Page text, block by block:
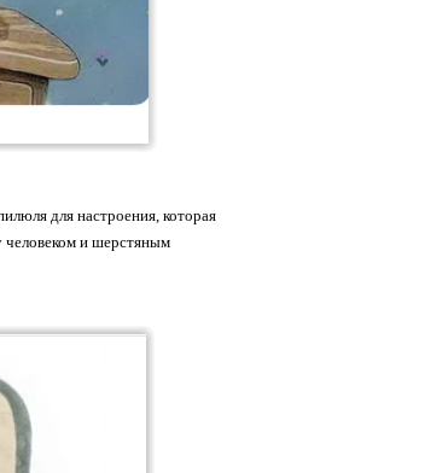
для настроения, которая
человеком и шерстяным